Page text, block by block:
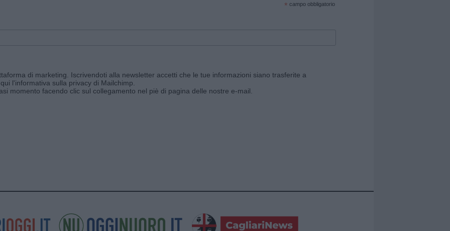
* campo obbligatorio
di marketing. Iscrivendoti alla newsletter accetti che le tue informazioni siano trasferite a
l'informativa sulla privacy di Mailchimp
momento facendo clic sul collegamento nel piè di pagina delle nostre e-mail.